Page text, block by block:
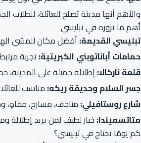
والأهم أنها مدينة تصلح للعائلة، للطلاب
أهم ما تزوره في تبليسي
تبليسي القديمة: أفضل مكان للمشي
حمامات أباناتوبني الكبريتية: تجربة
قلعة ناركالا: إطلالة جميلة على
جسر السلام وحديقة ريكه: مناسب
شارع روستافيلي: متاحف، مسارح، مقاهٍ،
متاتسميندا: خيار لطيف لمن يريد إطلالة
كم يومًا تحتاج في تبليسي؟